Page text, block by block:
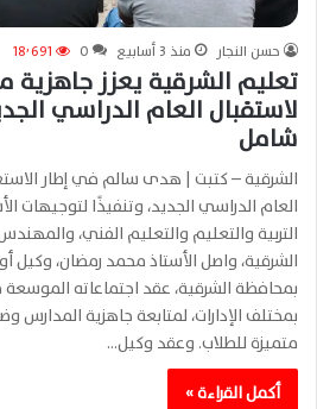
حسن النجار منذ 3 أسابيع 0 18٬691
تعليم الشرقية يعزز جاهزية
لاستقبال العام الدراسي
شامل
الشرقية – كتبت | هدى سالم في إطار
العام الدراسي الجديد، وتنفيذًا لتوجيهات
التربية والتعليم والتعليم الفني،
الشرقية، واصل الأستاذ محمد رمضان، وكيل
بمحافظة الشرقية، عقد اجتماعاته الموسعة
بمختلف الإدارات، لمتابعة جاهزية المدارس
متميزة للطلاب. وعقد وكيل…
أكمل القراءة »